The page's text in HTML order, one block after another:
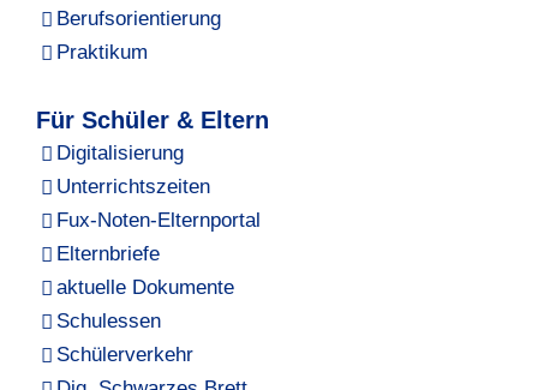
Berufsorientierung
Praktikum
Für Schüler & Eltern
Digitalisierung
Unterrichtszeiten
Fux-Noten-Elternportal
Elternbriefe
aktuelle Dokumente
Schulessen
Schülerverkehr